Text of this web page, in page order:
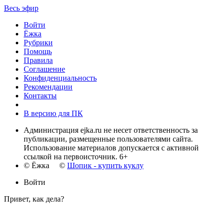
Весь эфир
Войти
Ёжка
Рубрики
Помощь
Правила
Соглашение
Конфиденциальность
Рекомендации
Контакты
В версию для ПК
Администрация ejka.ru не несет ответственность за
публикации, размещенные пользователями сайта.
Использование материалов допускается с активной
ссылкой на первоисточник. 6+
© Ёжка © Шопик - купить куклу
Войти
Привет, как дела?